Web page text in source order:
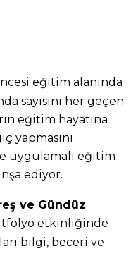
eğitim alanında
sayısını her geçen
eğitim hayatına
yapmasını
uygulamalı eğitim
ediyor.
ve Gündüz
etkinliğinde
bilgi, beceri ve